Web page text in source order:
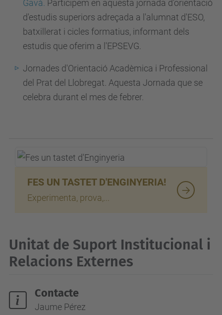
Gavà.
Participem en aquesta jornada d'orientació
d'estudis superiors adreçada a l'alumnat d'ESO,
batxillerat i cicles formatius, informant dels
estudis que oferim a l'EPSEVG.
Jornades d'Orientació Acadèmica i Professional
del Prat del Llobregat. Aquesta Jornada que se
celebra durant el mes de febrer.
FES UN TASTET D'ENGINYERIA!
Experimenta, prova,...
Unitat de Suport Institucional i
Relacions Externes
Contacte
Jaume Pérez